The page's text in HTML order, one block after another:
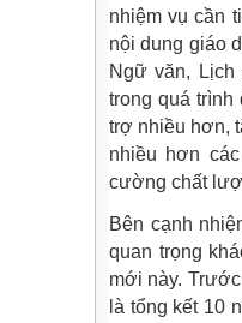
nhiệm vụ cần
nội dung giáo
Ngữ văn, Lịch
trong quá
trợ nhiều hơn,
nhiều hơn
cường chất
Bên cạnh
quan trọng
mới này.
là tổng kết 10